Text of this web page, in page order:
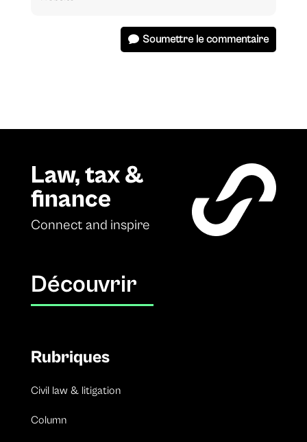
Soumettre le commentaire
Law, tax &
finance
Connect and inspire
Découvrir
Rubriques
Civil law & litigation
Column